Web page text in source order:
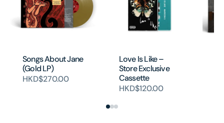
Songs About Jane
(Gold LP)
HKD$270.00
Love Is Like –
Store Exclusive
Cassette
HKD$120.00